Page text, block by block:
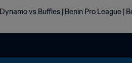
Dynamo vs Buffles | Benin Pro League |